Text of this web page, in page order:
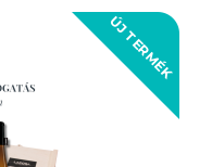
ÚJ TERMÉK